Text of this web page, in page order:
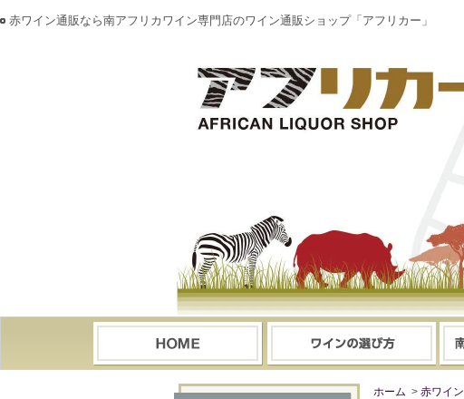
赤ワイン通販なら南アフリカワイン専門店のワイン通販ショップ「アフリカー」
ホーム > 赤ワイン